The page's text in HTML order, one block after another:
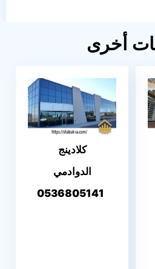
أخرى
كلادينج
الدوادمي
0536805141